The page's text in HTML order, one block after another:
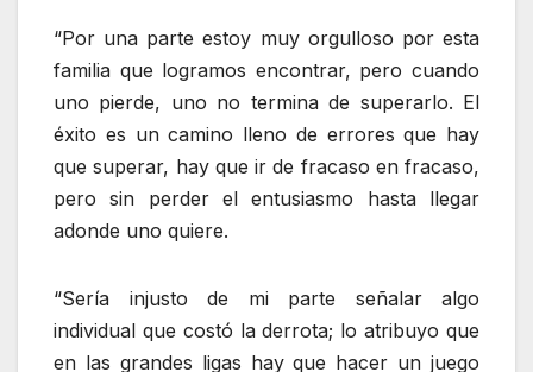
“Por una parte estoy muy orgulloso por esta
familia que logramos encontrar, pero cuando
uno pierde, uno no termina de superarlo. El
éxito es un camino lleno de errores que hay
que superar, hay que ir de fracaso en fracaso,
pero sin perder el entusiasmo hasta llegar
adonde uno quiere.
“Sería injusto de mi parte señalar algo
individual que costó la derrota; lo atribuyo que
en las grandes ligas hay que hacer un juego